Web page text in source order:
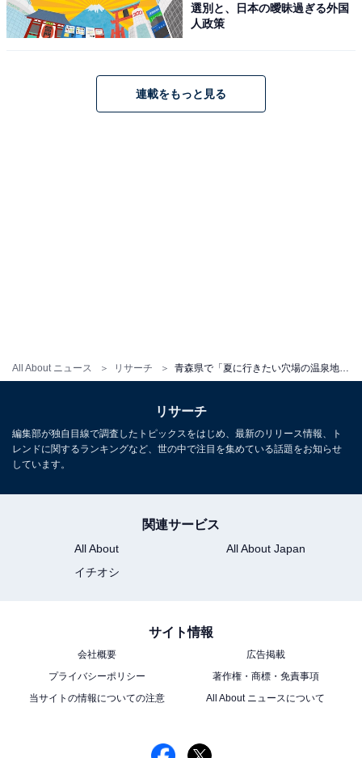
All About ニュース リサーチ
1 2
選別と、日本の曖昧過ぎる外国
人政策
連載をもっと見る
リサーチ
編集部が独自目線で調査したトピックスをはじめ、最新のリリース情報、ト
レンドに関するランキングなど、世の中で注目を集めている話題をお知らせ
しています。
関連サービス
All About
All About Japan
イチオシ
サイト情報
会社概要
広告掲載
プライバシーポリシー
著作権・商標・免責事項
当サイトの情報についての注意
All About ニュースについて